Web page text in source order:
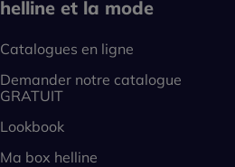
helline et la mode
Catalogues en ligne
Demander notre catalogue
GRATUIT
Lookbook
Ma box helline